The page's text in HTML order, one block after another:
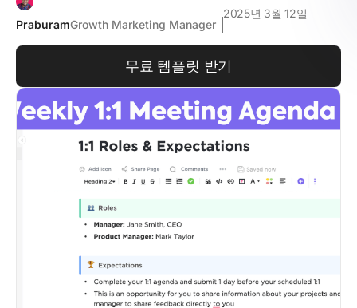
PraburamGrowth Marketing Manager
2025년 3월 12일
무료 템플릿 받기